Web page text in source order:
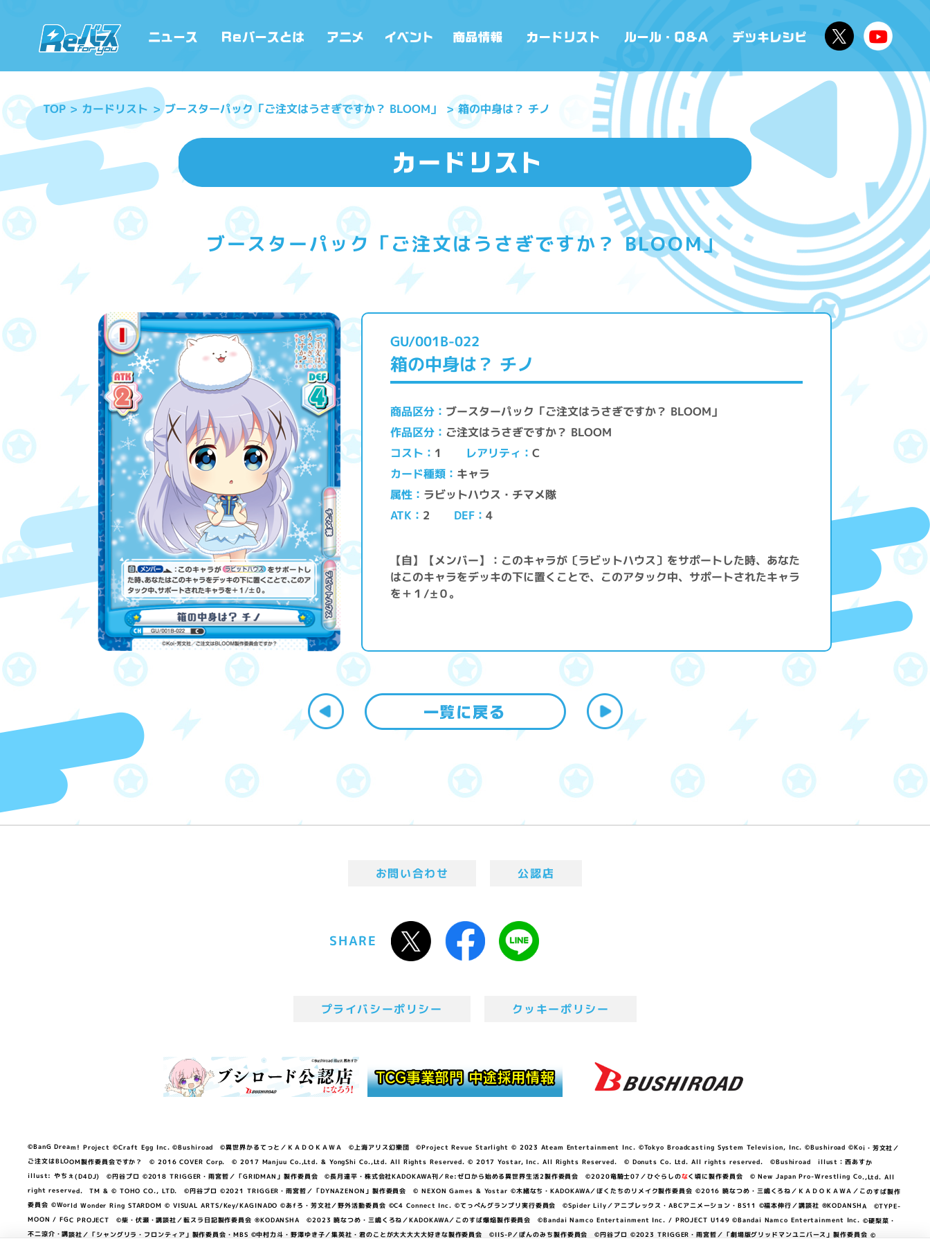
TOP カードリスト ブースターパック「ご注文はうさぎですか？ BLOOM」 箱の中身は？ チノ
ブースターパック「ご注文はうさぎですか？ BLOOM」
GU/001B-022
箱の中身は？ チノ
商品区分 ブースターパック「ご注文はうさぎですか？ BLOOM」
作品区分 ご注文はうさぎですか？ BLOOM
コスト 1 レアリティ C
カード種類 キャラ
属性 ラビットハウス・チマメ隊
ATK 2 DEF 4
【自】【メンバー】：このキャラが〔ラビットハウス〕をサポートした時、あなた
はこのキャラをデッキの下に置くことで、このアタック中、サポートされたキャラ
を＋１/±０。
お問い合わせ 公認店
SHARE
プライバシーポリシー クッキーポリシー
©BanG Dream! Project ©Craft Egg Inc. ©Bushiroad ©異世界かるてっと／ＫＡＤＯＫＡＷＡ ©上海アリス幻樂団 ©Project Revue Starlight © 2023 Ateam Entertainment Inc. ©Tokyo Broadcasting System Television, Inc. ©Bushiroad ©Koi・芳文社／
ご注文はBLOOM製作委員会ですか？ © 2016 COVER Corp. © 2017 Manjuu Co.,Ltd. & YongShi Co.,Ltd. All Rights Reserved. © 2017 Yostar, Inc. All Rights Reserved. © Donuts Co. Ltd. All rights reserved. ©Bushiroad illust：西あすか
illust: やちぇ(D4DJ) ©円谷プロ ©2018 TRIGGER・雨宮哲／「GRIDMAN」製作委員会 ©長月達平・株式会社KADOKAWA刊／Re:ゼロから始める異世界生活2製作委員会 ©2020竜騎士07／ひぐらしのなく頃に製作委員会 © New Japan Pro-Wrestling Co.,Ltd. All
right reserved. TM & © TOHO CO., LTD. ©円谷プロ ©2021 TRIGGER・雨宮哲／「DYNAZENON」製作委員会 © NEXON Games & Yostar ©木緒なち・KADOKAWA／ぼくたちのリメイク製作委員会 ©2016 暁なつめ・三嶋くろね／ＫＡＤＯＫＡＷＡ／このすば製作
委員会 ©World Wonder Ring STARDOM © VISUAL ARTS/Key/KAGINADO ©あfろ・芳文社／野外活動委員会 ©C4 Connect Inc. ©てっぺんグランプリ実行委員会 ©Spider Lily／アニプレックス・ABCアニメーション・BS11 ©福本伸行／講談社 ®KODANSHA ©TYPE-
MOON / FGC PROJECT ©柴・伏瀬・講談社／転スラ日記製作委員会 ®KODANSHA ©2023 暁なつめ・三嶋くろね／KADOKAWA／このすば爆焔製作委員会 ©Bandai Namco Entertainment Inc. / PROJECT U149 ©Bandai Namco Entertainment Inc. ©硬梨菜・
不二涼介・講談社／「シャングリラ・フロンティア」製作委員会・MBS ©中村力斗・野澤ゆき子／集英社・君のことが大大大大大好きな製作委員会 ©IIS-P／ぽんのみち製作委員会 ©円谷プロ ©2023 TRIGGER・雨宮哲／「劇場版グリッドマンユニバース」製作委員会 ©